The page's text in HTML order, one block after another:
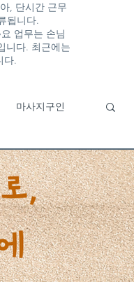
, 단시간 근무
됩니다.
업무는 손님
니다. 최근에는
다.
마사지구인
이자카야알바
부산유흥알바특징
구인